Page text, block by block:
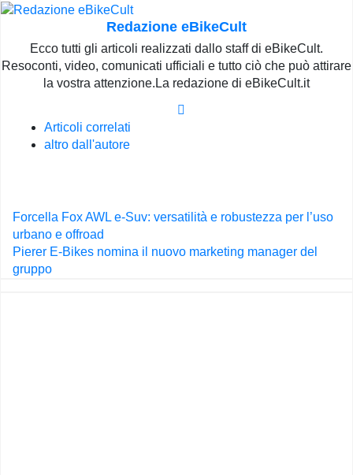
Redazione eBikeCult
Ecco tutti gli articoli realizzati dallo staff di eBikeCult.
Resoconti, video, comunicati ufficiali e tutto ciò che può attirare
la vostra attenzione.La redazione di eBikeCult.it
Articoli correlati
altro dall'autore
Navigazione
articoli
Forcella Fox AWL e-Suv: versatilità e robustezza per l’uso
urbano e offroad
Pierer E-Bikes nomina il nuovo marketing manager del
gruppo